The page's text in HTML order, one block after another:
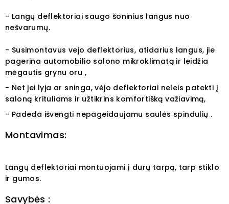
- Langų deflektoriai saugo šoninius langus nuo
nešvarumų.
- Susimontavus vejo deflektorius, atidarius langus, jie
pagerina automobilio salono mikroklimatą ir leidžia
mėgautis grynu oru ,
- Net jei lyja ar sninga, vėjo deflektoriai neleis patekti į
saloną krituliams ir užtikrins komfortišką važiavimą,
- Padeda išvengti nepageidaujamu saulės spindulių .
Montavimas:
Langų deflektoriai montuojami į durų tarpą, tarp stiklo
ir gumos.
Savybės :